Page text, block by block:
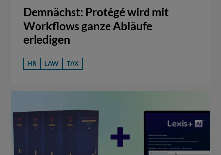
Demnächst: Protégé wird mit
Workflows ganze Abläufe
erledigen
HR LAW TAX